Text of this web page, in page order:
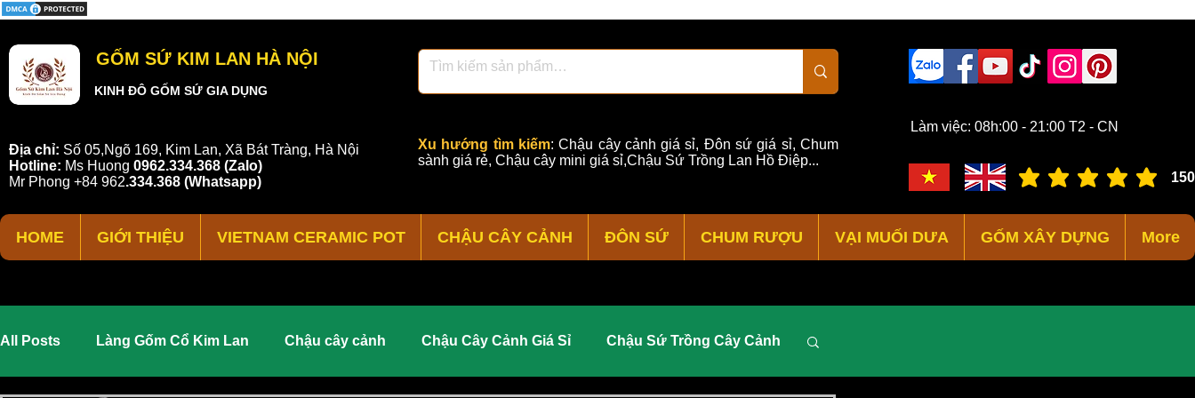
All Posts Làng Gốm Cổ Kim Lan Chậu cây cảnh Chậu Cây Cảnh Giá Sỉ Chậu Sứ Trồng Cây Cảnh
Làm việc: 08h:00 - 21:00 T2 - CN
Xu hướng tìm kiếm:Chậu cây cảnh giá sỉ, Đôn sứ giá sỉ,Chum
sành giá rẻ, Chậu cây mini giá sỉ,Chậu Sứ Trồng Lan Hồ Điệp...
Địa chỉ: Số 05,Ngõ 169, Kim Lan, Xã Bát Tràng, Hà Nội
Hotline: Ms Huong 0962.334.368 (Zalo)
Mr Phong +84 962.334.368 (Whatsapp)
KINH ĐÔ GỐM SỨ GIA DỤNG
GỐM SỨ KIM LAN HÀ NỘI
HOME GIỚI THIỆU VIETNAM CERAMIC POT CHẬU CÂY CẢNH ĐÔN SỨ CHUM RƯỢU VẠI MUỐI DƯA GỐM XÂY DỰNG More
150
đánh giá trung bình là 3 /